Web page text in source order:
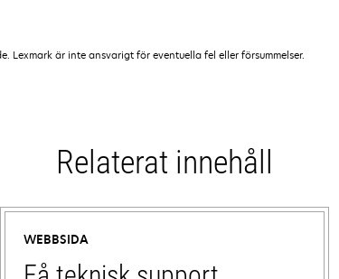
är inte ansvarigt för eventuella fel eller försummelser.
Relaterat innehåll
WEBBSIDA